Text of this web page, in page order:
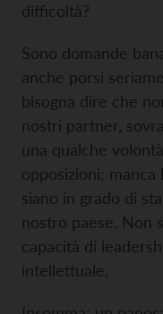
difficoltà?
Sono domande
anche porsi
bisogna dire che
nostri partner,
una qualche
opposizioni:
siano in grado di
nostro paese. Non
capacità di
intellettuale.